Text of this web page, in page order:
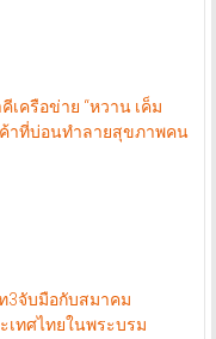
เครือข่าย “หวาน เค็ม
ค้าที่บ่อนทำลายสุขภาพคน
3จับมือกับสมาคม
เทศไทยในพระบรม